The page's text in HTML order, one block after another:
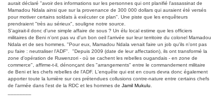
aurait déclaré "avoir des informations sur les personnes qui ont planifié l'assassinat de
Mamadou Ndala ainsi que sur la provenance de 300 000 dollars qui auraient été versés
pour motiver certains soldats à exécuter ce plan". Une piste que les enquêteurs
prendraient "très au sérieux", souligne notre source.
S'agirait-il donc d'une simple affaire de sous ? Un élu local estime que les officiers
militaires de Beni n'ont pas vu d'un bon oeil l'arrivée sur leur territoire du colonel Mamadou
Ndala et de ses hommes. "Pour eux, Mamadou Ndala venait faire un job qu'ils n'ont pas
pu faire : neutraliser l'ADF". "Depuis 2009 (date de leur affectation), ils ont transformé la
zone d'opération de Ruwenzori - où se cachent les rebelles ougandais - en zone de
commerce", affirme-t-il, dénonçant des "arrangements" entre le commandement militaire
de Beni et les chefs rebelles de l'ADF. L'enquête qui est en cours devra donc également
apporter toute la lumière sur ces prétendues collusions contre-nature entre certains chefs
de l'armée dans l'est de la RDC et les hommes de Jamil Mukulu.